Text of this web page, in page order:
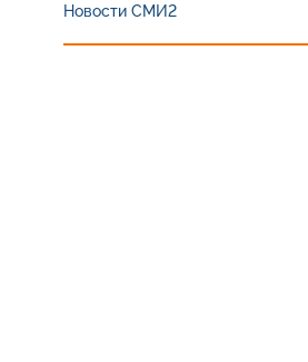
Новости СМИ2